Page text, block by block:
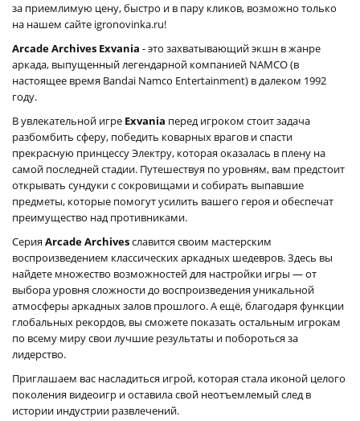
за приемлимую цену, быстро и в пару кликов, возможно только
на нашем сайте igronovinka.ru!
Arcade Archives Exvania - это захватывающий экшн в жанре
аркада, выпущенный легендарной компанией NAMCO (в
настоящее время Bandai Namco Entertainment) в далеком 1992
году.
В увлекательной игре Exvania перед игроком стоит задача
разбомбить сферу, победить коварных врагов и спасти
прекрасную принцессу Электру, которая оказалась в плену на
самой последней стадии. Путешествуя по уровням, вам предстоит
открывать сундуки с сокровищами и собирать выпавшие
предметы, которые помогут усилить вашего героя и обеспечат
преимущество над противниками.
Серия Arcade Archivesславится своим мастерским
воспроизведением классических аркадных шедевров. Здесь вы
найдете множество возможностей для настройки игры — от
выбора уровня сложности до воспроизведения уникальной
атмосферы аркадных залов прошлого. А ещё, благодаря функции
глобальных рекордов, вы сможете показать остальным игрокам
по всему миру свои лучшие результаты и побороться за
лидерство.
Приглашаем вас насладиться игрой, которая стала иконой целого
поколения видеоигр и оставила свой неотъемлемый след в
истории индустрии развлечений.